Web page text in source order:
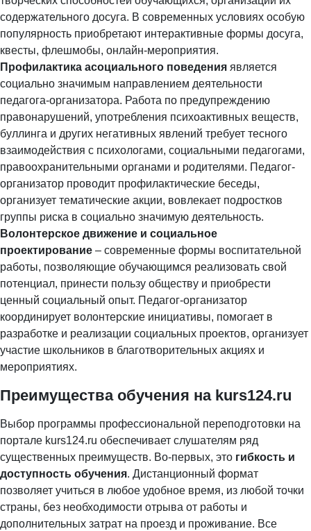
содержательного досуга. В современных условиях особую
популярность приобретают интерактивные формы досуга,
квесты, флешмобы, онлайн-мероприятия.
Профилактика асоциального поведения является
социально значимым направлением деятельности
педагога-организатора. Работа по предупреждению
правонарушений, употребления психоактивных веществ,
буллинга и других негативных явлений требует тесного
взаимодействия с психологами, социальными педагогами,
правоохранительными органами и родителями. Педагог-
организатор проводит профилактические беседы,
организует тематические акции, вовлекает подростков
группы риска в социально значимую деятельность.
Волонтерское движение и социальное
проектирование – современные формы воспитательной
работы, позволяющие обучающимся реализовать свой
потенциал, принести пользу обществу и приобрести
ценный социальный опыт. Педагог-организатор
координирует волонтерские инициативы, помогает в
разработке и реализации социальных проектов, организует
участие школьников в благотворительных акциях и
мероприятиях.
Преимущества обучения на kurs124.ru
Выбор программы профессиональной переподготовки на
портале kurs124.ru обеспечивает слушателям ряд
существенных преимуществ. Во-первых, это гибкость и
доступность обучения. Дистанционный формат
позволяет учиться в любое удобное время, из любой точки
страны, без необходимости отрыва от работы и
дополнительных затрат на проезд и проживание. Все